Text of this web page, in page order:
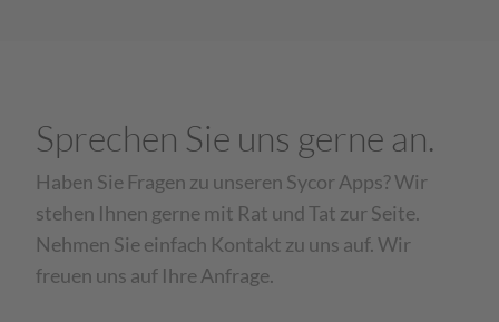
Sprechen Sie uns gerne an.
Haben Sie Fragen zu unseren Sycor Apps? Wir
stehen Ihnen gerne mit Rat und Tat zur Seite.
Nehmen Sie einfach Kontakt zu uns auf. Wir
freuen uns auf Ihre Anfrage.